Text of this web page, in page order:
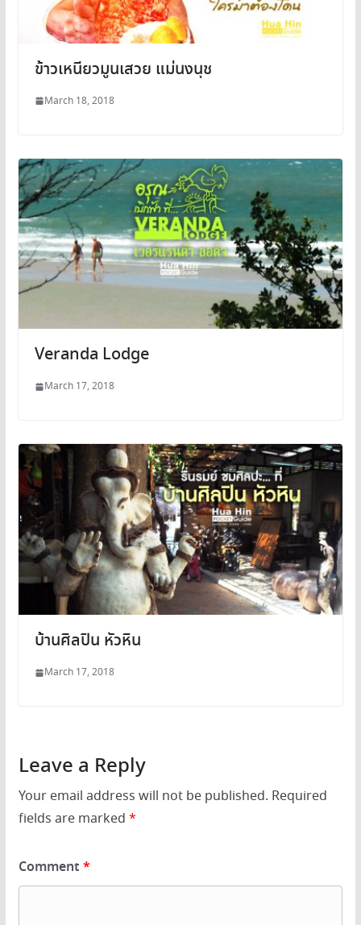
ข้าวเหนียวมูนเสวย แม่นงนุช
March 18, 2018
Veranda Lodge
March 17, 2018
บ้านศิลปิน หัวหิน
March 17, 2018
Leave a Reply
Your email address will not be published. Required
fields are marked *
Comment *